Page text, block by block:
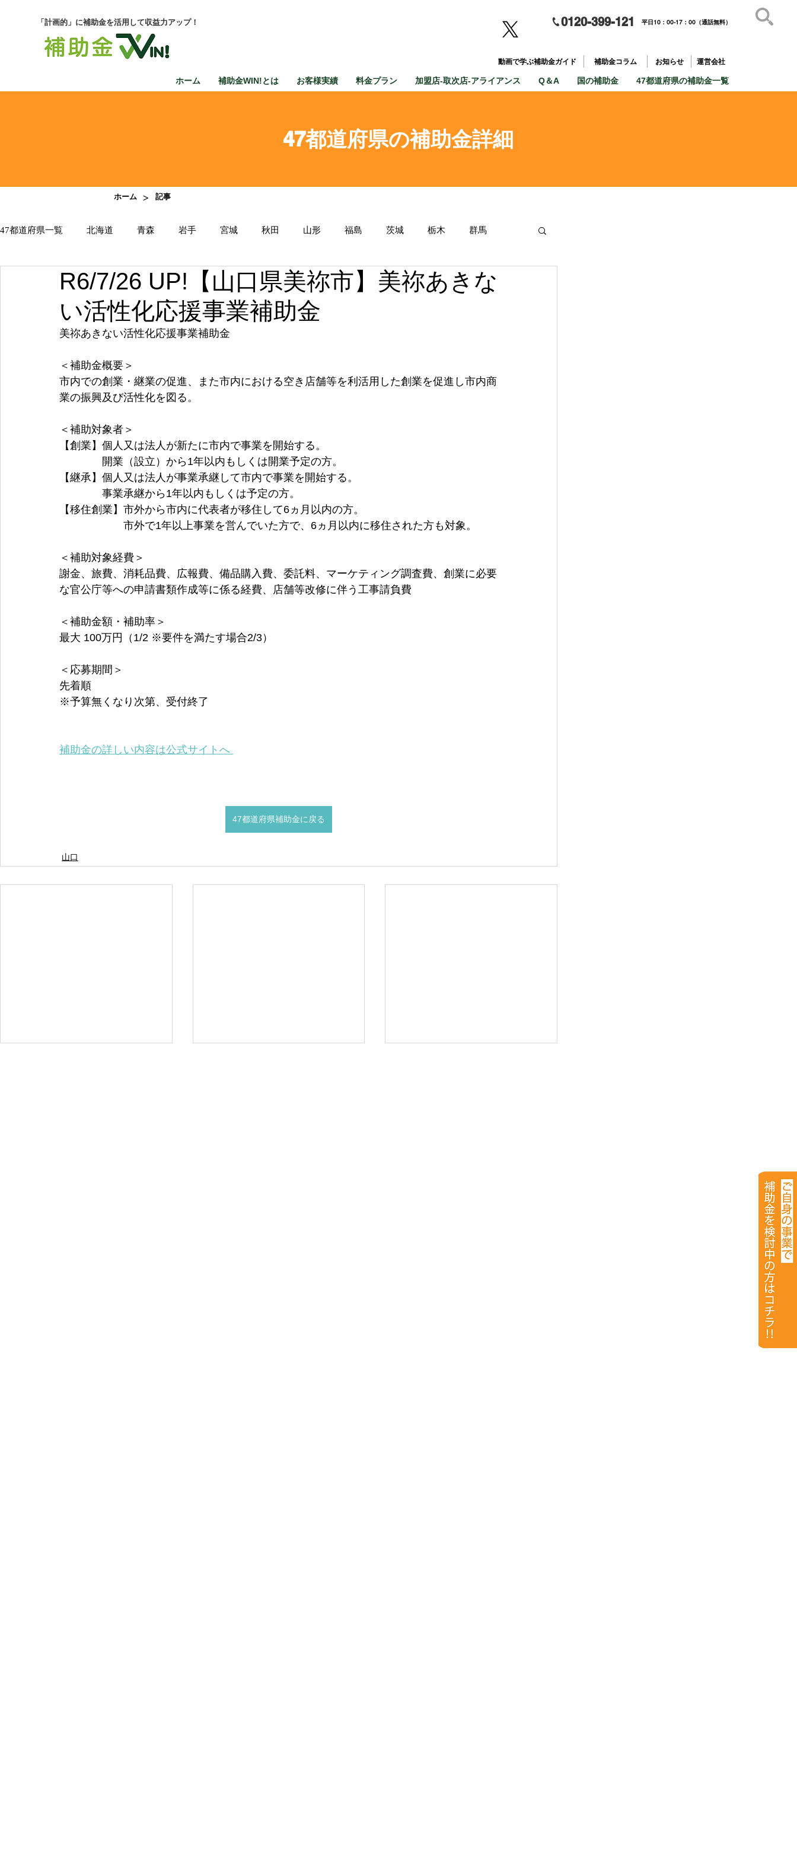
「計画的」に補助金を活用して収益力アップ！ 0120-399-121 平日10：00-17：00（通話無料）
動画で学ぶ補助金ガイド 補助金コラム お知らせ 運営会社
ホーム 補助金WIN!とは お客様実績 料金プラン 加盟店-取次店-アライアンス Q＆A 国の補助金 47都道府県の補助金一覧
47都道府県の補助金詳細
ホーム > 記事
47都道府県一覧 北海道 青森 岩手 宮城 秋田 山形 福島 茨城 栃木 群馬
千葉 東京 神奈川 新潟 富山 石川 福井 山梨 長野 岐阜 静岡
滋賀 京都 大阪 兵庫 奈良
R6/7/26 UP!【山口県美祢市】美祢あきな
い活性化応援事業補助金
美祢あきない活性化応援事業補助金
＜補助金概要＞
市内での創業・継業の促進、また市内における空き店舗等を利活用した創業を促進し市内商
業の振興及び活性化を図る。
＜補助対象者＞
【創業】個人又は法人が新たに市内で事業を開始する。
開業（設立）から1年以内もしくは開業予定の方。
【継承】個人又は法人が事業承継して市内で事業を開始する。
事業承継から1年以内もしくは予定の方。
【移住創業】市外から市内に代表者が移住して6ヵ月以内の方。
市外で1年以上事業を営んでいた方で、6ヵ月以内に移住された方も対象。
＜補助対象経費＞
謝金、旅費、消耗品費、広報費、備品購入費、委託料、マーケティング調査費、創業に必要
な官公庁等への申請書類作成等に係る経費、店舗等改修に伴う工事請負費
＜補助金額・補助率＞
最大 100万円（1/2 ※要件を満たす場合2/3）
＜応募期間＞
先着順
※予算無くなり次第、受付終了
補助金の詳しい内容は公式サイトへ
47都道府県補助金に戻る
山口